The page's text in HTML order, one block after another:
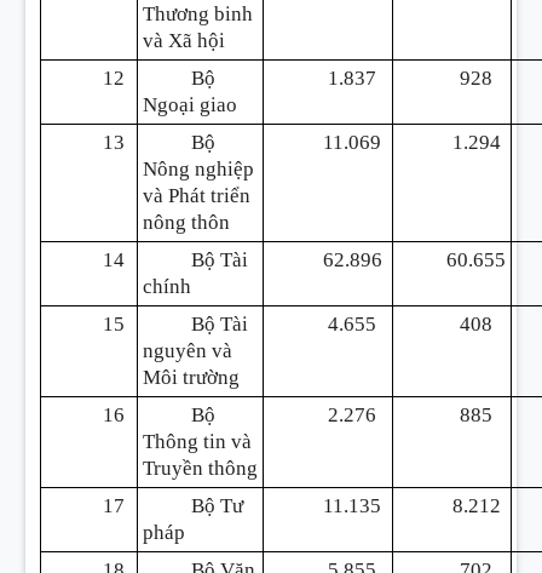
Thương binh
và Xã hội
12
Bộ
Ngoại giao
1.837 928
13
Bộ
Nông nghiệp
và Phát triển
nông thôn
11.069 1.294
14
Bộ Tài
chính
62.896 60.655
15
Bộ Tài
nguyên và
Môi trường
4.655 408
16
Bộ
Thông tin và
Truyền thông
2.276 885
17
Bộ Tư
pháp
11.135 8.212